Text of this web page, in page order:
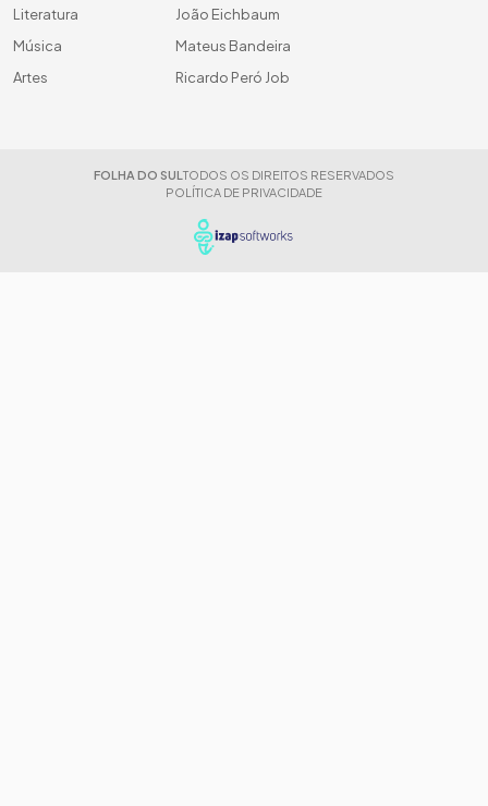
Literatura
Música
Artes
João Eichbaum
Mateus Bandeira
Ricardo Peró Job
FOLHA DO SUL TODOS OS DIREITOS RESERVADOS
POLÍTICA DE PRIVACIDADE